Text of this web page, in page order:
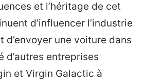
et l’héritage de cet
d’influencer l’industrie
d’envoyer une voiture dans
d’autres entreprises
et Virgin Galactic à